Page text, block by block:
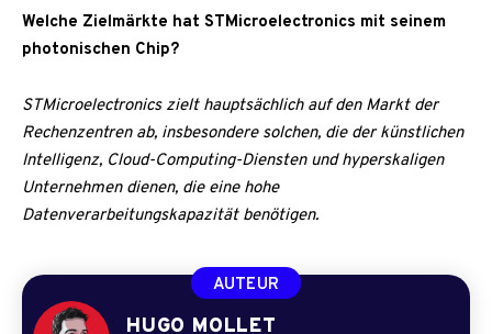
Welche Zielmärkte hat STMicroelectronics mit seinem
photonischen Chip?
STMicroelectronics zielt hauptsächlich auf den Markt der
Rechenzentren ab, insbesondere solchen, die der künstlichen
Intelligenz, Cloud-Computing-Diensten und hyperskaligen
Unternehmen dienen, die eine hohe
Datenverarbeitungskapazität benötigen.
AUTEUR
HUGO MOLLET